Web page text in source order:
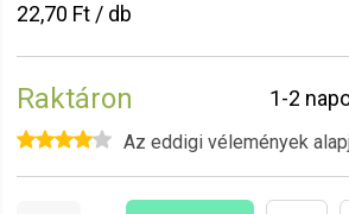
22,70 Ft / db
Raktáron 1-2
Az eddigi vélemények